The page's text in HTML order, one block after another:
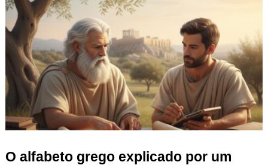
O alfabeto grego explicado por um